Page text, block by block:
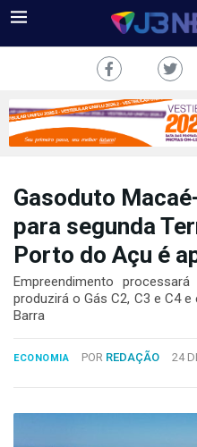
COLUNAS
CONOSCO
2024
Gasoduto
para segunda
Porto do Açu é
Empreendimento
produzirá o Gás C2, C3 e C4
Barra
ECONOMIA POR REDAÇÃO 24